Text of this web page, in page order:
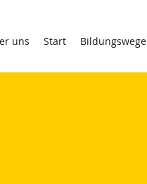
uns Start Bildungswege